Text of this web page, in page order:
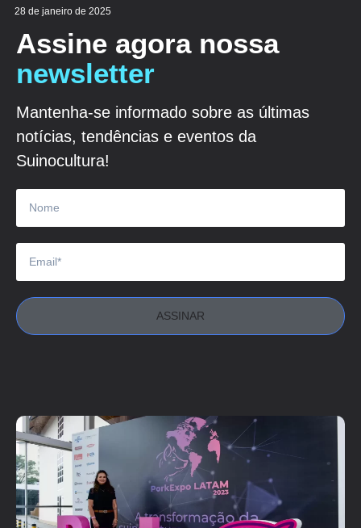
28 de janeiro de 2025
Assine agora nossa
newsletter
Mantenha-se informado sobre as últimas
notícias, tendências e eventos da
Suinocultura!
ASSINAR